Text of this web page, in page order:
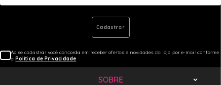
Cadastrar
Ao se cadastrar você concorda em receber ofertas e novidades da loja por e-mail conforme
aPolítica de Privacidade
SOBRE